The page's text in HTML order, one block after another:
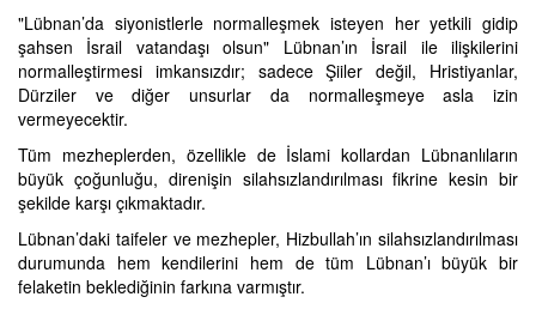
"Lübnan’da siyonistlerle normalleşmek isteyen her yetkili gidip
şahsen İsrail vatandaşı olsun" Lübnan’ın İsrail ile ilişkilerini
normalleştirmesi imkansızdır; sadece Şiiler değil, Hristiyanlar,
Dürziler ve diğer unsurlar da normalleşmeye asla izin
vermeyecektir.
Tüm mezheplerden, özellikle de İslami kollardan Lübnanlıların
büyük çoğunluğu, direnişin silahsızlandırılması fikrine kesin bir
şekilde karşı çıkmaktadır.
Lübnan’daki taifeler ve mezhepler, Hizbullah’ın silahsızlandırılması
durumunda hem kendilerini hem de tüm Lübnan’ı büyük bir
felaketin beklediğinin farkına varmıştır.